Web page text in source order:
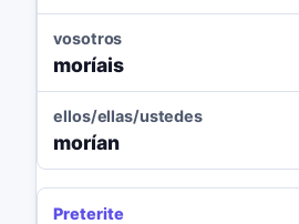
vosotros
moríais
ellos/ellas/ustedes
morían
Preterite